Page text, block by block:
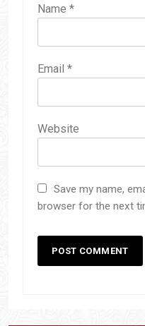
Name *
Email *
Website
Save my name,
browser for the next